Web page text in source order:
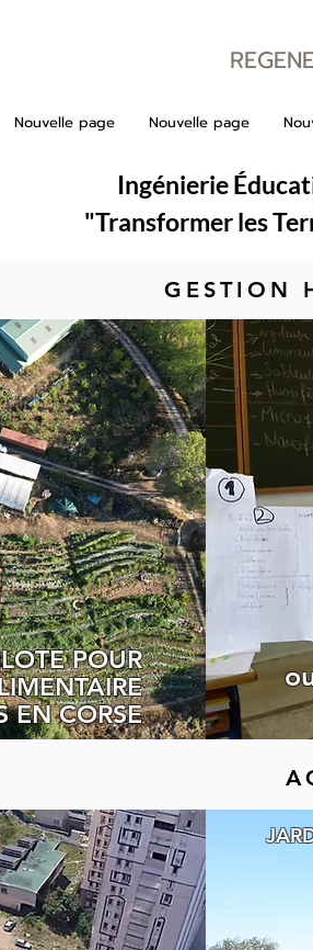
Nouvelle page Nouvelle page
Ingénierie
"Transformer les
GESTION
POUR
EN CORSE